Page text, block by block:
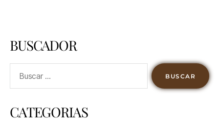
BUSCADOR
CATEGORIAS